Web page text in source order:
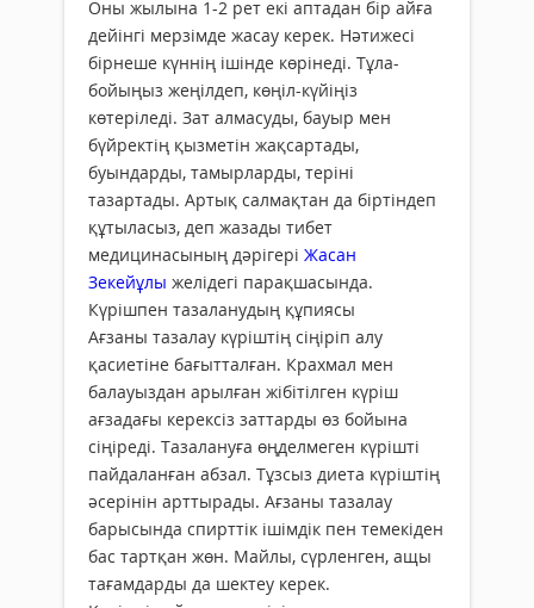
Оны жылына 1-2 рет екі аптадан бір айға
дейінгі мерзімде жасау керек. Нәтижесі
бірнеше күннің ішінде көрінеді. Тұла-
бойыңыз жеңілдеп, көңіл-күйіңіз
көтеріледі. Зат алмасуды, бауыр мен
бүйректің қызметін жақсартады,
буындарды, тамырларды, теріні
тазартады. Артық салмақтан да біртіндеп
құтыласыз, деп жазады тибет
медицинасының дәрігері Жасан
Зекейұлы желідегі парақшасында.
Күрішпен тазаланудың құпиясы
Ағзаны тазалау күріштің сіңіріп алу
қасиетіне бағытталған. Крахмал мен
балауыздан арылған жібітілген күріш
ағзадағы керексіз заттарды өз бойына
сіңіреді. Тазалануға өңделмеген күрішті
пайдаланған абзал. Тұзсыз диета күріштің
әсерінін арттырады. Ағзаны тазалау
барысында спирттік ішімдік пен темекіден
бас тартқан жөн. Майлы, сүрленген, ащы
тағамдарды да шектеу керек.